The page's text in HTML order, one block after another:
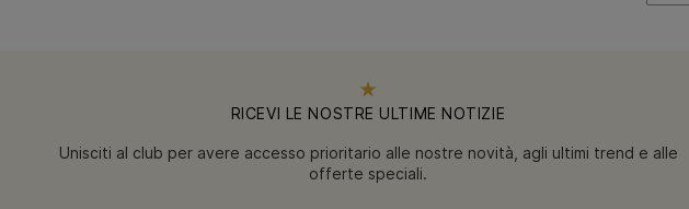
RICEVI LE NOSTRE ULTIME NOTIZIE
Unisciti al club per avere accesso prioritario alle nostre novità, agli ultimi trend e alle
offerte speciali.